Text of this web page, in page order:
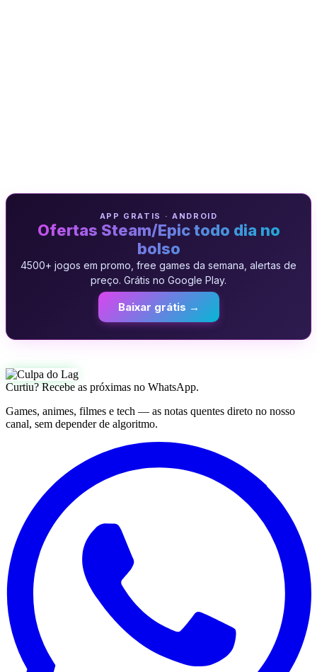
APP GRATIS · ANDROID
Ofertas Steam/Epic todo dia no
bolso
4500+ jogos em promo, free games da semana, alertas de
preço. Grátis no Google Play.
Baixar grátis →
Curtiu? Recebe as próximas no WhatsApp.
Games, animes, filmes e tech — as notas quentes direto no nosso
canal, sem depender de algoritmo.